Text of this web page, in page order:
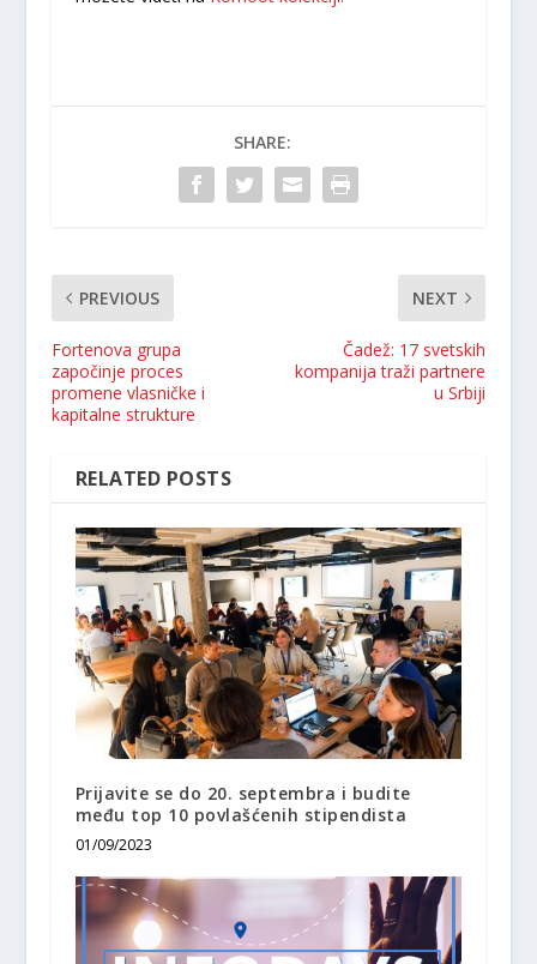
SHARE:
PREVIOUS
Fortenova grupa
započinje proces
promene vlasničke i
kapitalne strukture
NEXT
Čadež: 17 svetskih
kompanija traži partnere
u Srbiji
RELATED POSTS
Prijavite se do 20. septembra i budite
među top 10 povlašćenih stipendista
01/09/2023